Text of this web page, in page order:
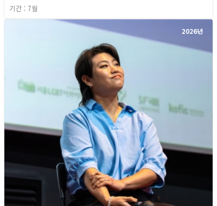
기간 : 7월
2026년